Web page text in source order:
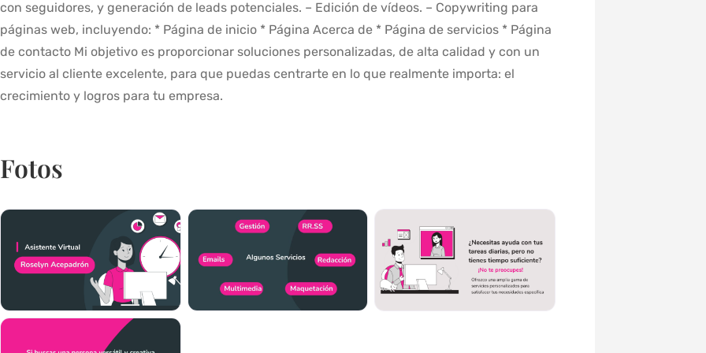
con seguidores, y generación de leads potenciales. – Edición de vídeos. – Copywriting para
páginas web, incluyendo: * Página de inicio * Página Acerca de * Página de servicios * Página
de contacto Mi objetivo es proporcionar soluciones personalizadas, de alta calidad y con un
servicio al cliente excelente, para que puedas centrarte en lo que realmente importa: el
crecimiento y logros para tu empresa.
Fotos